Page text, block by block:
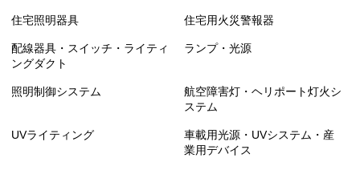
住宅照明器具 住宅用火災警報器
配線器具・スイッチ・ライティ
ングダクト
ランプ・光源
照明制御システム
航空障害灯・ヘリポート灯火シ
ステム
UVライティング
車載用光源・UVシステム・産
業用デバイス